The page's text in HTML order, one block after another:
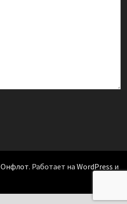
Онфлот. Работает на WordPress и